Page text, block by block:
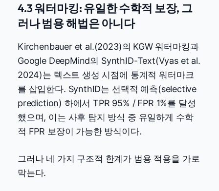
4.3 워터마킹: 유일한 수학적 보장, 그
러나 범용 해법은 아니다
Kirchenbauer et al.(2023)의 KGW 워터마킹과
Google DeepMind의 SynthID-Text(Vyas et al.
2024)는 텍스트 생성 시점에 통계적 워터마크
를 삽입한다. SynthID는 선택적 예측(selective
prediction) 하에서 TPR 95% / FPR 1%를 달성
했으며, 이는 사후 탐지 방식 중 유일하게 수학
적 FPR 보장이 가능한 방식이다.
그러나 네 가지 구조적 한계가 범용 적용을 가로
막는다.